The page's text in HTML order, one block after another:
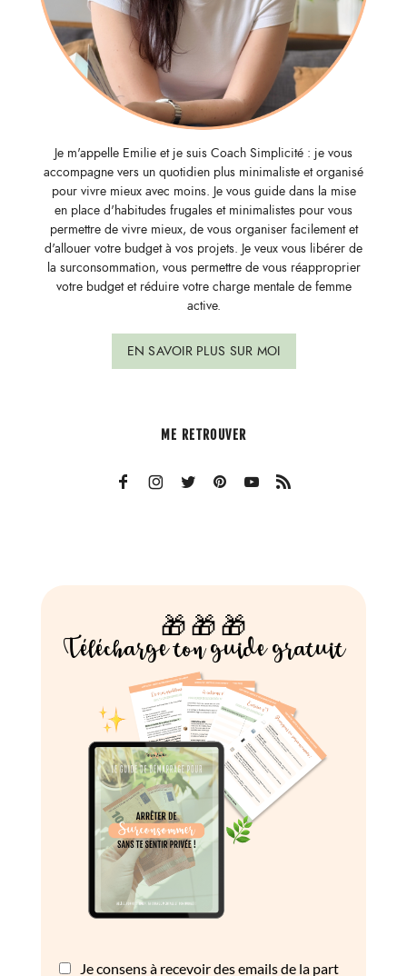
Je m'appelle Emilie et je suis Coach Simplicité : je vous
accompagne vers un quotidien plus minimaliste et organisé
pour vivre mieux avec moins. Je vous guide dans la mise
en place d'habitudes frugales et minimalistes pour vous
permettre de vivre mieux, de vous organiser facilement et
d'allouer votre budget à vos projets. Je veux vous libérer de
la surconsommation, vous permettre de vous réapproprier
votre budget et réduire votre charge mentale de femme
active.
EN SAVOIR PLUS SUR MOI
ME RETROUVER